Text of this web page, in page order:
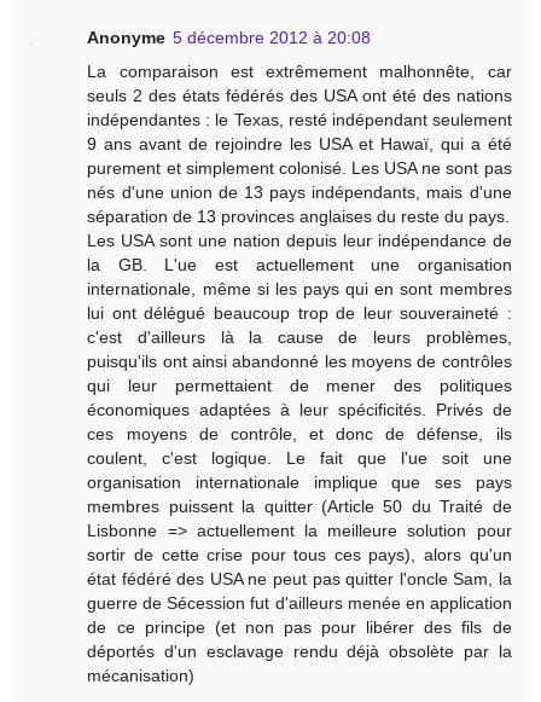
Anonyme 5 décembre 2012 à 20:08
La comparaison est extrêmement malhonnête, car
seuls 2 des états fédérés des USA ont été des nations
indépendantes : le Texas, resté indépendant seulement
9 ans avant de rejoindre les USA et Hawaï, qui a été
purement et simplement colonisé. Les USA ne sont pas
nés d'une union de 13 pays indépendants, mais d'une
séparation de 13 provinces anglaises du reste du pays.
Les USA sont une nation depuis leur indépendance de
la GB. L'ue est actuellement une organisation
internationale, même si les pays qui en sont membres
lui ont délégué beaucoup trop de leur souveraineté :
c'est d'ailleurs là la cause de leurs problèmes,
puisqu'ils ont ainsi abandonné les moyens de contrôles
qui leur permettaient de mener des politiques
économiques adaptées à leur spécificités. Privés de
ces moyens de contrôle, et donc de défense, ils
coulent, c'est logique. Le fait que l'ue soit une
organisation internationale implique que ses pays
membres puissent la quitter (Article 50 du Traité de
Lisbonne => actuellement la meilleure solution pour
sortir de cette crise pour tous ces pays), alors qu'un
état fédéré des USA ne peut pas quitter l'oncle Sam, la
guerre de Sécession fut d'ailleurs menée en application
de ce principe (et non pas pour libérer des fils de
déportés d'un esclavage rendu déjà obsolète par la
mécanisation)